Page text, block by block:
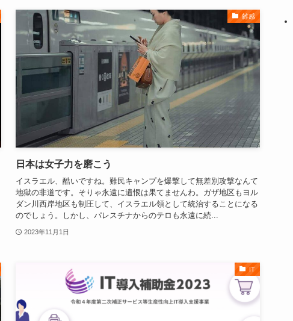
雑感
日本は女子力を磨こう
イスラエル、酷いですね。難民キャンプを爆撃して無差別攻撃なんて
地獄の非道です。そりゃ永遠に遺恨は果てませんわ。ガザ地区もヨル
ダン川西岸地区も制圧して、イスラエル領として統治することになる
のでしょう。しかし、パレスチナからのテロも永遠に続...
2023年11月1日
IT